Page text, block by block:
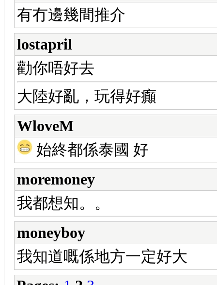
有冇邊幾間推介
lostapril
勸你唔好去
大陸好亂，玩得好癲
WloveM
始終都係泰國 好
moremoney
我都想知。。
moneyboy
我知道嘅係地方一定好大